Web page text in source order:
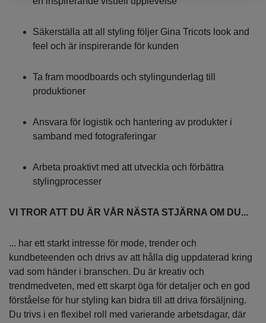
Säkerställa att all styling följer Gina Tricots look and
feel och är inspirerande för kunden
Ta fram moodboards och stylingunderlag till
produktioner
Ansvara för logistik och hantering av produkter i
samband med fotograferingar
Arbeta proaktivt med att utveckla och förbättra
stylingprocesser
VI TROR ATT DU ÄR VÅR NÄSTA STJÄRNA OM DU...
... har ett starkt intresse för mode, trender och
kundbeteenden och drivs av att hålla dig uppdaterad kring
vad som händer i branschen. Du är kreativ och
trendmedveten, med ett skarpt öga för detaljer och en god
förståelse för hur styling kan bidra till att driva försäljning.
Du trivs i en flexibel roll med varierande arbetsdagar, där